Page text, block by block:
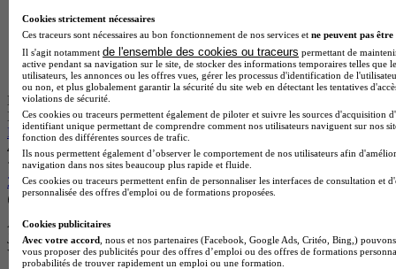
École partenaire
Ipac Bachelor Factory - Paris Sud
Bachelor 3 - Marketing Communication 360
4.9
22 avis
Alternance possible
Je m’informe gratuitement
Voir plus de formations similaires
Cookies strictement nécessaires
Ces traceurs sont nécessaires au bon fonctionnement de nos services et ne peuvent pas être
Il s'agit notamment de l'ensemble des cookies ou traceurs permettant de
active pendant sa navigation sur le site, de stocker des informations temporaires telles que
utilisateurs, les annonces ou les offres vues, gérer les processus d'identification de
ou non, et plus globalement garantir la sécurité du site web en détectant les tentatives
violations de sécurité.
Ces cookies ou traceurs permettent également de piloter et suivre les sources d'acquisition
identifiant unique permettant de comprendre comment nos utilisateurs naviguent sur nos
fonction des différentes sources de trafic.
Ils nous permettent également d’observer le comportement de nos utilisateurs afin
navigation dans nos sites beaucoup plus rapide et fluide.
Ces cookies ou traceurs permettent enfin de personnaliser les interfaces de consultation et
personnalisée des offres d'emploi ou de formations proposées.
Cookies publicitaires
Avec votre accord , nous et nos partenaires (Facebook, Google Ads, Critéo, Bing,)
vous proposer des publicités pour des offres d’emploi ou des offres de formations
probabilités de trouver rapidement un emploi ou une formation.